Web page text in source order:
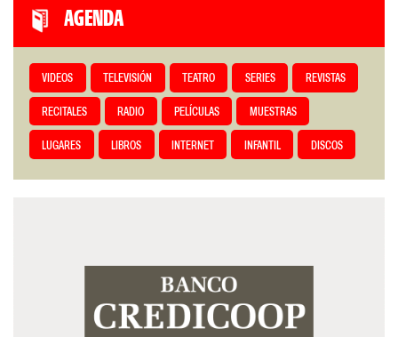
AGENDA
VIDEOS TELEVISIÓN TEATRO SERIES REVISTAS
RECITALES RADIO PELÍCULAS MUESTRAS
LUGARES LIBROS INTERNET INFANTIL DISCOS